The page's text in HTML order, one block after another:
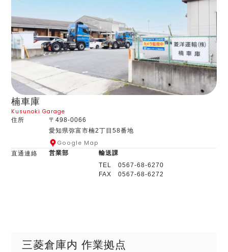
楠車庫
Kusunoki Garage
住所
〒498-0066
愛知県弥富市楠2丁目58番地
Google Map
直通連絡 営業部
輸送課
TEL 0567-68-6270
FAX 0567-68-6272
三菱倉庫内 作業拠点